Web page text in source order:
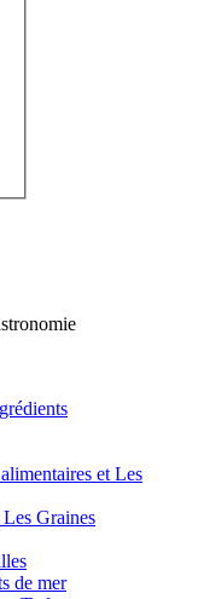
et Les
Graines
de mer